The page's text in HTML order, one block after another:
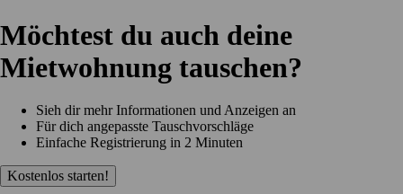
Möchtest du auch deine
Mietwohnung tauschen?
Sieh dir mehr Informationen und Anzeigen an
Für dich angepasste Tauschvorschläge
Einfache Registrierung in 2 Minuten
Kostenlos starten!